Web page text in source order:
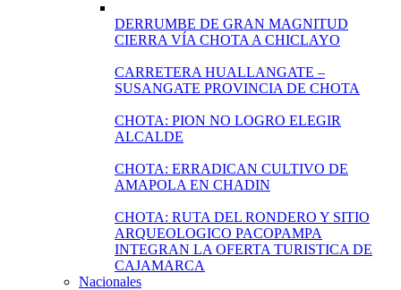
DERRUMBE DE GRAN MAGNITUD
CIERRA VÍA CHOTA A CHICLAYO
CARRETERA HUALLANGATE –
SUSANGATE PROVINCIA DE CHOTA
CHOTA: PION NO LOGRO ELEGIR
ALCALDE
CHOTA: ERRADICAN CULTIVO DE
AMAPOLA EN CHADIN
CHOTA: RUTA DEL RONDERO Y SITIO
ARQUEOLOGICO PACOPAMPA
INTEGRAN LA OFERTA TURISTICA DE
CAJAMARCA
Nacionales